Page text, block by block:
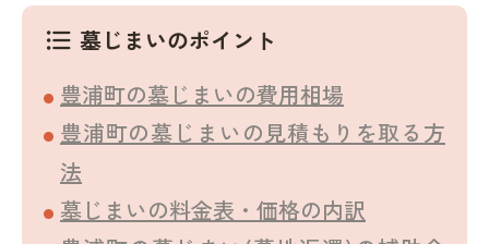
format_list_bulleted 墓じまいのポイント
豊浦町の墓じまいの費用相場
豊浦町の墓じまいの見積もりを取る方
法
墓じまいの料金表・価格の内訳